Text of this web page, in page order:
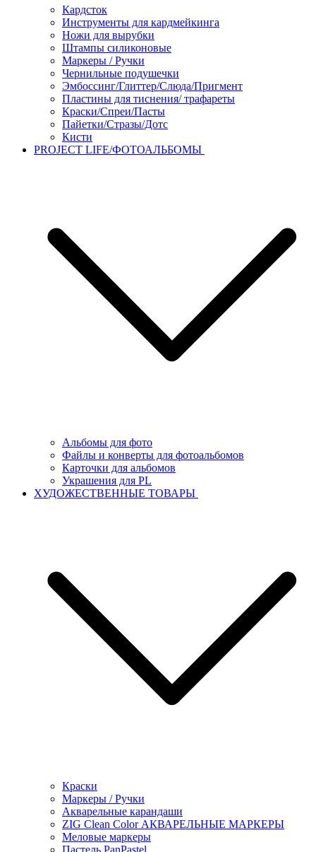
Кардсток
Инструменты для кардмейкинга
Ножи для вырубки
Штампы силиконовые
Маркеры / Ручки
Чернильные подушечки
Эмбоссинг/Глиттер/Слюда/Пригмент
Пластины для тиснения/ трафареты
Краски/Спреи/Пасты
Пайетки/Стразы/Дотс
Кисти
PROJECT LIFE/ФОТОАЛЬБОМЫ
Альбомы для фото
Файлы и конверты для фотоальбомов
Карточки для альбомов
Украшения для PL
ХУДОЖЕСТВЕННЫЕ ТОВАРЫ
Краски
Маркеры / Ручки
Акварельные карандаши
ZIG Clean Color АКВАРЕЛЬНЫЕ МАРКЕРЫ
Меловые маркеры
Пастель PanPastel